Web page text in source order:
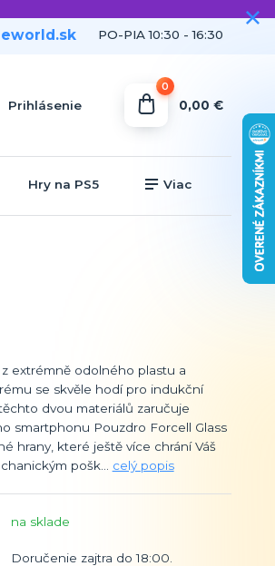
Prihlásenie
PO-PIA 10:30 - 16:30
0
0,00 €
Hry na PS5 Viac
extrémně odolného plastu a
se skvěle hodí pro indukční
dvou materiálů zaručuje
smartphonu Pouzdro Forcell Glass
hrany, které ještě více chrání Váš
pošk... celý popis
na sklade
Doručenie zajtra do 18:00.